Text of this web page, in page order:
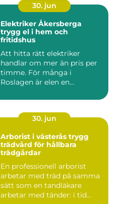
30. jun
Elektriker Åkersberga
trygg el i hem och
fritidshus
Att hitta rätt elektriker
handlar om mer än pris per
timme. För många i
Roslagen är elen en
30. jun
Arborist i västerås trygg
trädvård för hållbara
trädgårdar
En professionell arborist
arbetar med träd på samma
sätt som en tandläkare
arbetar med tänder: i tid...